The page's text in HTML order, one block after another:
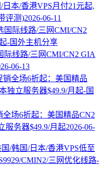
本/香港VPS月付21元起,
评测)2026-06-11
线路/三网CMI/CN2 GIA
06-13
场6折起：美国精品CN2
服务器$49.9/月起2026-06-